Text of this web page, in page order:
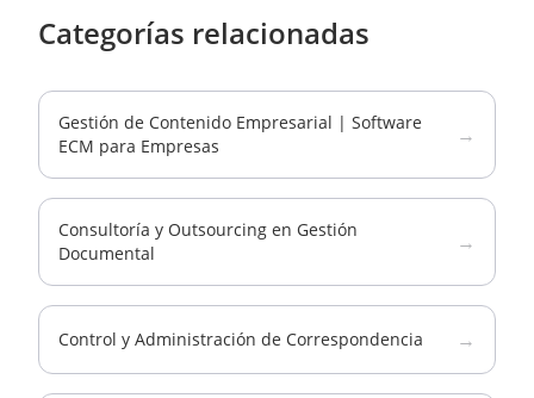
Categorías relacionadas
Gestión de Contenido Empresarial | Software
ECM para Empresas
→
Consultoría y Outsourcing en Gestión
Documental
→
Control y Administración de Correspondencia →